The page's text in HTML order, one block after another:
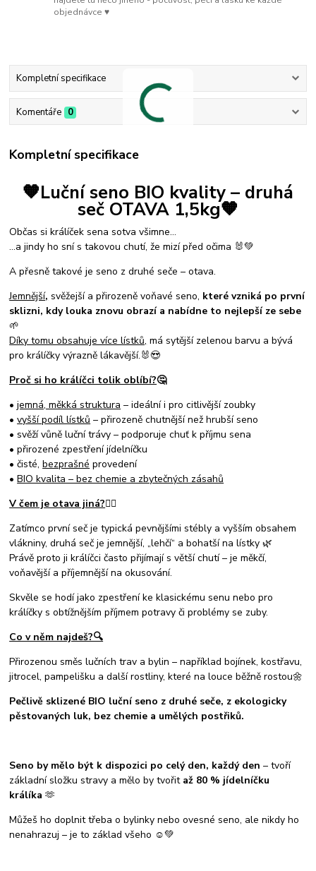
objednávce ♥
Kompletní specifikace
Komentáře 0
Kompletní specifikace
🧡Luční seno BIO kvality – druhá
seč OTAVA 1,5kg🧡
Občas si králíček sena sotva všimne…
...a jindy ho sní s takovou chutí, že mizí před očima 🐰💚
A přesně takové je seno z druhé seče – otava.
Jemnější, svěžejší a přirozeně voňavé seno, které vzniká po první
sklizni, kdy louka znovu obrazí a nabídne to nejlepší ze sebe
🌱
Díky tomu obsahuje více lístků, má sytější zelenou barvu a bývá
pro králíčky výrazně lákavější.🐰😍
Proč si ho králíčci tolik oblíbí?🤔
•jemná, měkká struktura – ideální i pro citlivější zoubky
•vyšší podíl lístků – přirozeně chutnější než hrubší seno
• svěží vůně luční trávy – podporuje chuť k příjmu sena
• přirozené zpestření jídelníčku
• čisté,bezprašné provedení
•BIO kvalita – bez chemie a zbytečných zásahů
V čem je otava jiná?☝🏻
Zatímco první seč je typická pevnějšími stébly a vyšším obsahem
vlákniny, druhá seč je jemnější, „lehčí“ a bohatší na lístky 🌿
Právě proto ji králíčci často přijímají s větší chutí – je měkčí,
voňavější a příjemnější na okusování.
Skvěle se hodí jako zpestření ke klasickému senu nebo pro
králíčky s obtížnějším příjmem potravy či problémy se zuby.
Co v něm najdeš?🔍
Přirozenou směs lučních trav a bylin – například bojínek, kostřavu,
jitrocel, pampelišku a další rostliny, které na louce běžně rostou🌼
Pečlivě sklizené BIO luční seno z druhé seče, z ekologicky
pěstovaných luk, bez chemie a umělých postřiků.
Seno by mělo být k dispozici po celý den, každý den – tvoří
základní složku stravy a mělo by tvořit až 80 % jídelníčku
králíka 🫶
Můžeš ho doplnit třeba o bylinky nebo ovesné seno, ale nikdy ho
nenahrazuj – je to základ všeho ☺️💚